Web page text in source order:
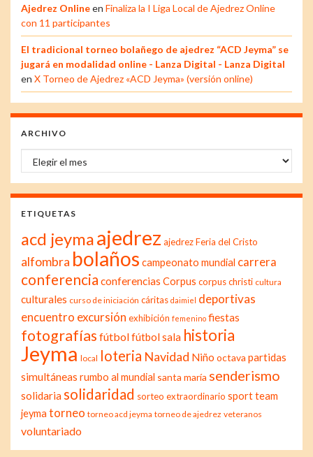
Ajedrez Onlineen Finaliza la I Liga Local de Ajedrez Online
con 11 participantes
El tradicional torneo bolañego de ajedrez “ACD Jeyma” se
jugará en modalidad online - Lanza Digital - Lanza Digital
en X Torneo de Ajedrez «ACD Jeyma» (versión online)
ARCHIVO
Archivo
ETIQUETAS
acd jeymaajedrez ajedrez Feria del Cristo
alfombra bolaños campeonato mundial carrera
conferencia conferencias Corpus corpus christi cultura
culturales curso de iniciación cáritas daimiel deportivas
encuentro excursión exhibición femenino fiestas
fotografías fútbolfútbol sala historia
Jeyma local loteria Navidad Niño octava partidas
simultáneas rumbo al mundial santa maría senderismo
solidaria solidaridad sorteo extraordinario sport team
jeyma torneo torneo acd jeyma torneo de ajedrez veteranos
voluntariado